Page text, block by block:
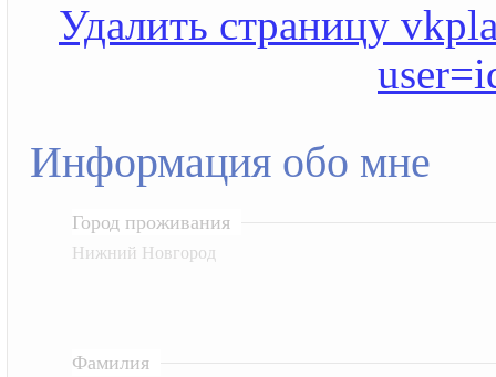
Удалить страницу
Информация обо мне
Город проживания
Нижний Новгород
Фамилия